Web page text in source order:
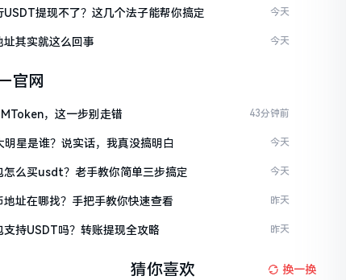
提现不了？这几个法子能帮你搞定 今天
其实就这么回事 今天
官网
，这一步别走错 43分钟前
明星是谁？说实话，我真没搞明白 今天
么买usdt？老手教你简单三步搞定 今天
址在哪找？手把手教你快速查看 昨天
持USDT吗？转账提现全攻略 昨天
猜你喜欢 换一换